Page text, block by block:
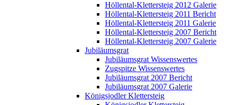
Höllental-Klettersteig 2012 Galerie
Höllental-Klettersteig 2011 Bericht
Höllental-Klettersteig 2011 Galerie
Höllental-Klettersteig 2007 Bericht
Höllental-Klettersteig 2007 Galerie
Jubiläumsgrat
Jubiläumsgrat Wissenswertes
Zugspitze Wissenswertes
Jubiläumsgrat 2007 Bericht
Jubiläumsgrat 2007 Galerie
Königsjodler Klettersteig